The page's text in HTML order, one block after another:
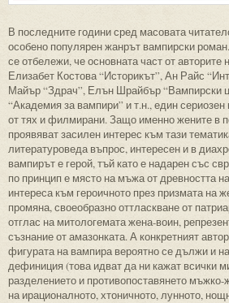
В последните години сред масовата
особено популярен жанрът вампирски
се отбележи, че основната част от авторите
Елизабет Костова “Историкът”, Ан Райс
Майър “Здрач”, Елън Шрайбър “Вампирски
“Академия за вампири” и т.н., един сериозен
от тях и филмирани. Защо именно жените в
проявяват засилен интерес към тази
литературоведа въпрос, интересен и в
вампирът е герой, тъй като е надарен със
по принцип е място на мъжа от древността
интереса към героичното през призмата на
промяна, своеобразно оттласкване от
отглас на митологемата жена-воин,
съзнание от амазонката. А конкретният
фигурата на вампира вероятно се дължи и
дефиниция (това идват да ни кажат всички
разделението и противопоставянето мъжко-
на ирационалното, хтоничното, лунното,